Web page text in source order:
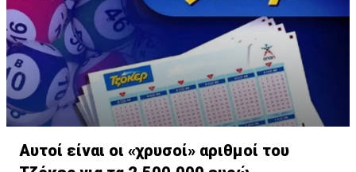
Αυτοί είναι οι «χρυσοί» αριθμοί του